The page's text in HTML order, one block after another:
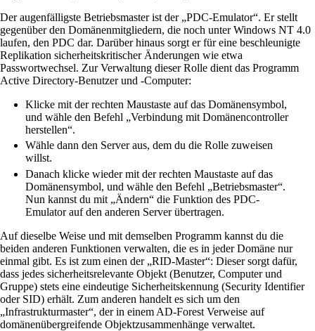
Der augenfälligste Betriebsmaster ist der „PDC-Emulator“. Er stellt
gegenüber den Domänenmitgliedern, die noch unter Windows NT 4.0
laufen, den PDC dar. Darüber hinaus sorgt er für eine beschleunigte
Replikation sicherheitskritischer Änderungen wie etwa
Passwortwechsel. Zur Verwaltung dieser Rolle dient das Programm
Active Directory-Benutzer und -Computer:
Klicke mit der rechten Maustaste auf das Domänensymbol,
und wähle den Befehl „Verbindung mit Domänencontroller
herstellen“.
Wähle dann den Server aus, dem du die Rolle zuweisen
willst.
Danach klicke wieder mit der rechten Maustaste auf das
Domänensymbol, und wähle den Befehl „Betriebsmaster“.
Nun kannst du mit „Ändern“ die Funktion des PDC-
Emulator auf den anderen Server übertragen.
Auf dieselbe Weise und mit demselben Programm kannst du die
beiden anderen Funktionen verwalten, die es in jeder Domäne nur
einmal gibt. Es ist zum einen der „RID-Master“: Dieser sorgt dafür,
dass jedes sicherheitsrelevante Objekt (Benutzer, Computer und
Gruppe) stets eine eindeutige Sicherheitskennung (Security Identifier
oder SID) erhält. Zum anderen handelt es sich um den
„Infrastrukturmaster“, der in einem AD-Forest Verweise auf
domänenübergreifende Objektzusammenhänge verwaltet.